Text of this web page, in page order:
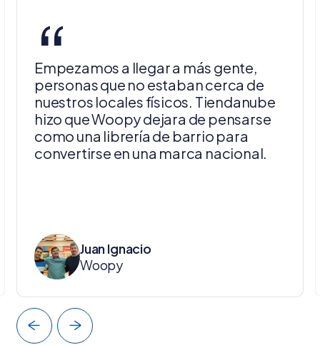
“
Empezamos a llegar a más gente,
personas que no estaban cerca de
nuestros locales físicos. Tiendanube
hizo que Woopy dejara de pensarse
como una librería de barrio para
convertirse en una marca nacional.
Juan Ignacio
Woopy